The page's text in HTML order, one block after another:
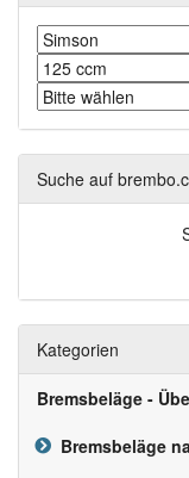
Suche auf
Kategorien
Bremsbeläge -
Bremsbeläge